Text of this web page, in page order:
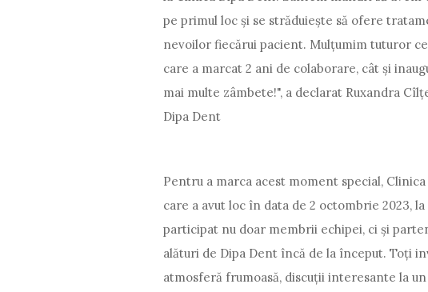
pe primul loc și se străduiește să ofere
nevoilor fiecărui pacient. Mulțumim tuturor
care a marcat 2 ani de colaborare, cât și
mai multe zâmbete!", a declarat Ruxandra
Dipa Dent
Pentru a marca acest moment special,
care a avut loc în data de 2 octombrie 2023,
participat nu doar membrii echipei, ci și
alături de Dipa Dent încă de la început. Toți
atmosferă frumoasă, discuții interesante la